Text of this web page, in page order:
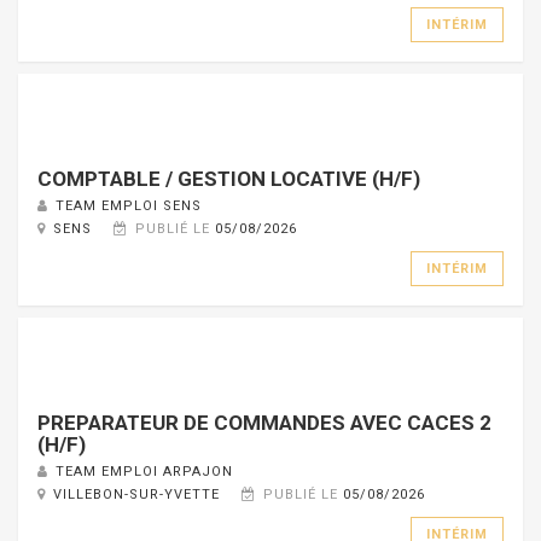
INTÉRIM
COMPTABLE / GESTION LOCATIVE (H/F)
TEAM EMPLOI SENS
SENS
PUBLIÉ LE 05/08/2026
INTÉRIM
PREPARATEUR DE COMMANDES AVEC CACES 2
(H/F)
TEAM EMPLOI ARPAJON
VILLEBON-SUR-YVETTE
PUBLIÉ LE 05/08/2026
INTÉRIM